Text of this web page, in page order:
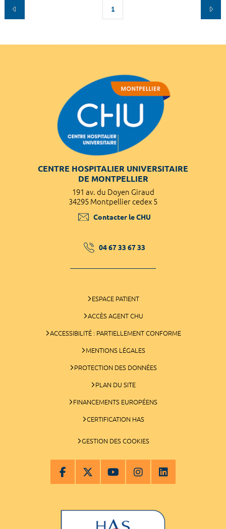
1
CENTRE HOSPITALIER UNIVERSITAIRE
DE MONTPELLIER
191 av. du Doyen Giraud
34295 Montpellier cedex 5
Contacter le CHU
04 67 33 67 33
ESPACE PATIENT
ACCÈS AGENT CHU
ACCESSIBILITÉ : PARTIELLEMENT CONFORME
MENTIONS LÉGALES
PROTECTION DES DONNÉES
PLAN DU SITE
FINANCEMENTS EUROPÉENS
CERTIFICATION HAS
GESTION DES COOKIES